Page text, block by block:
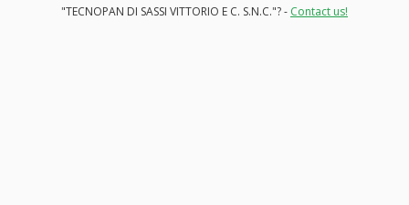
"TECNOPAN DI SASSI VITTORIO E C. S.N.C."? - Contact us!